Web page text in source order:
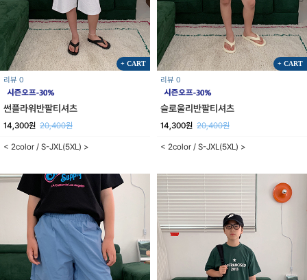
+ CART
리뷰 0
썬플라워반팔티셔츠
14,300원 20,400원
< 2color / S-JXL(5XL) >
+ CART
리뷰 0
슬로울리반팔티셔츠
14,300원 20,400원
< 2color / S-JXL(5XL) >